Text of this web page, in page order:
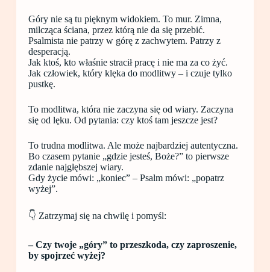
Góry nie są tu pięknym widokiem. To mur. Zimna,
milcząca ściana, przez którą nie da się przebić.
Psalmista nie patrzy w górę z zachwytem. Patrzy z
desperacją.
Jak ktoś, kto właśnie stracił pracę i nie ma za co żyć.
Jak człowiek, który klęka do modlitwy – i czuje tylko
pustkę.
To modlitwa, która nie zaczyna się od wiary. Zaczyna
się od lęku. Od pytania: czy ktoś tam jeszcze jest?
To trudna modlitwa. Ale może najbardziej autentyczna.
Bo czasem pytanie „gdzie jesteś, Boże?” to pierwsze
zdanie najgłębszej wiary.
Gdy życie mówi: „koniec” – Psalm mówi: „popatrz
wyżej”.
👇 Zatrzymaj się na chwilę i pomyśl:
– Czy twoje „góry” to przeszkoda, czy zaproszenie,
by spojrzeć wyżej?